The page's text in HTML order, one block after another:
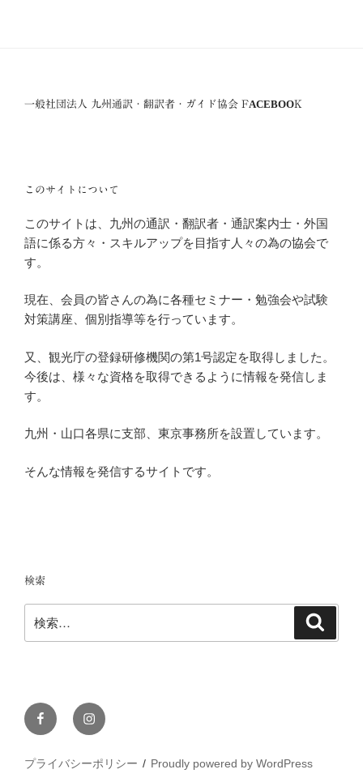
一般社団法人 九州通訳・翻訳者・ガイド協会 FACEBOOK
このサイトについて
このサイトは、九州の通訳・翻訳者・通訳案内士・外国
語に係る方々・スキルアップを目指す人々の為の協会で
す。
現在、会員の皆さんの為に各種セミナー・勉強会や試験
対策講座、個別指導等を行っています。
又、観光庁の登録研修機関の第1号認定を取得しました。
今後は、様々な資格を取得できるように情報を発信しま
す。
九州・山口各県に支部、東京事務所を設置しています。
そんな情報を発信するサイトです。
検索
索:
FacebookInstagram
プライバシーポリシー Proudly powered by WordPress